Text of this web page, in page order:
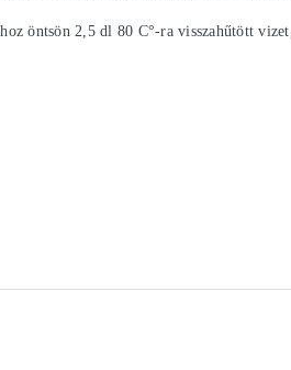
öntsön 2,5 dl 80 C°-ra visszahűtött